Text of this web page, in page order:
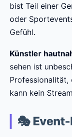
bist Teil einer
oder
Gefühl.
Künstler
sehen ist
kann kein
🎭